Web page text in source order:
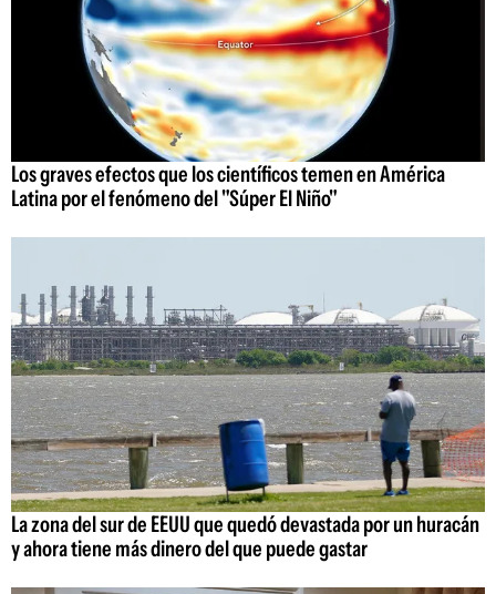
Los graves efectos que los científicos temen en América
Latina por el fenómeno del "Súper El Niño"
La zona del sur de EEUU que quedó devastada por un huracán
y ahora tiene más dinero del que puede gastar